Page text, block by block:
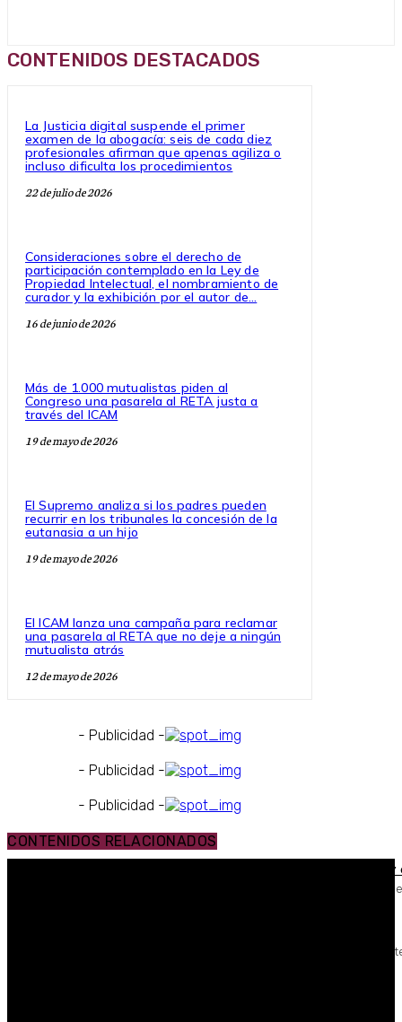
CONTENIDOS DESTACADOS
La Justicia digital suspende el primer
examen de la abogacía: seis de cada diez
profesionales afirman que apenas agiliza o
incluso dificulta los procedimientos
22 de julio de 2026
Consideraciones sobre el derecho de
participación contemplado en la Ley de
Propiedad Intelectual, el nombramiento de
curador y la exhibición por el autor de...
16 de junio de 2026
Más de 1.000 mutualistas piden al
Congreso una pasarela al RETA justa a
través del ICAM
19 de mayo de 2026
El Supremo analiza si los padres pueden
recurrir en los tribunales la concesión de la
eutanasia a un hijo
19 de mayo de 2026
El ICAM lanza una campaña para reclamar
una pasarela al RETA que no deje a ningún
mutualista atrás
12 de mayo de 2026
- Publicidad -
- Publicidad -
- Publicidad -
CONTENIDOS RELACIONADOS
El ICAM convoca unos premios para fomentar la igualdad y
En el marco de la nueva estrategia de igualdad impulsada por la Junta de
La falta de apoyos a las tesis de Conde-Pumpido obliga a zanjar el